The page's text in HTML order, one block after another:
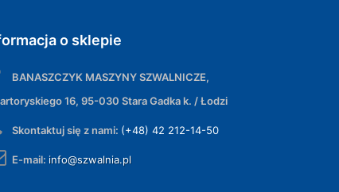
o sklepie
BANASZCZYK MASZYNY SZWALNICZE,
16, 95-030 Stara Gadka k. / Łodzi
Skontaktuj się z nami: (+48) 42 212-14-50
E-mail: info@szwalnia.pl